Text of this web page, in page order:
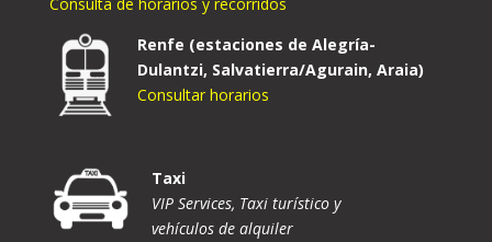
Renfe (estaciones de Alegría-
Dulantzi, Salvatierra/Agurain, Araia)
Consultar horarios
Taxi
VIP Services, Taxi turístico y
vehículos de alquiler